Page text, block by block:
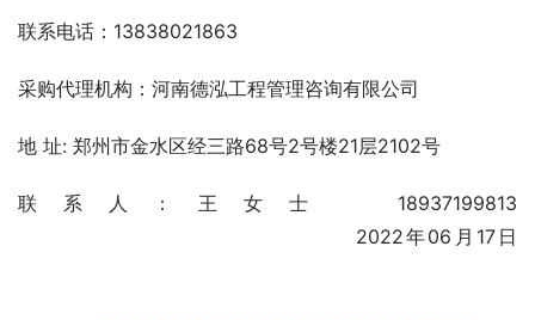
联系电话：13838021863
采购代理机构：河南德泓工程管理咨询有限公司
地 址: 郑州市金水区经三路68号2号楼21层2102号
联系人：王女士  18937199813
2022年06月17日